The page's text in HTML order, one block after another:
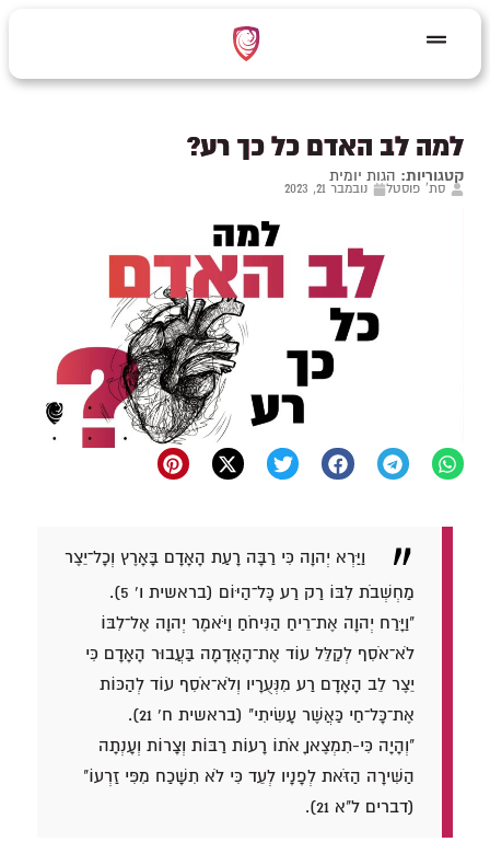
למה לב האדם כל כך רע?
קטגוריות: הגות יומית
סת' פוסטל נובמבר 21, 2023
וַיַּרְא יְהוָה כִּי רַבָּה רָעַת הָאָדָם בָּאָרֶץ וְכָל־יֵצֶר
מַחְשְׁבֹת לִבּוֹ רַק רַע כָּל־הַיּוֹם (בראשית ו' 5).
"וַיָּרַח יְהוָה אֶת־רֵיחַ הַנִּיחֹחַ וַיֹּאמֶר יְהוָה אֶל־לִבּוֹ
לֹא־אֹסִף לְקַלֵּל עוֹד אֶת־הָאֲדָמָה בַּעֲבוּר הָאָדָם כִּי
יֵצֶר לֵב הָאָדָם רַע מִנְּעֻרָיו וְלֹא־אֹסִף עוֹד לְהַכּוֹת
אֶת־כָּל־חַי כַּאֲשֶׁר עָשִׂיתִי" (בראשית ח' 21).
"וְהָיָה כִּי-תִמְצֶאןָ אֹתוֹ רָעוֹת רַבּוֹת וְצָרוֹת וְעָנְתָה
הַשִּׁירָה הַזֹּאת לְפָנָיו לְעֵד כִּי לֹא תִשָּׁכַח מִפִּי זַרְעוֹ"
(דברים ל"א 21).